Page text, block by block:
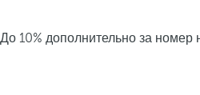
До 10% дополнительно за